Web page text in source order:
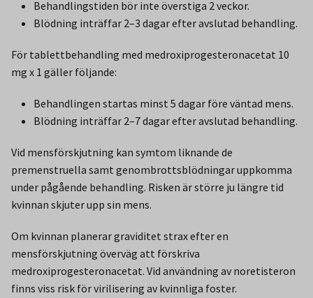
Behandlingstiden bör inte överstiga 2 veckor.
Blödning inträffar 2–3 dagar efter avslutad behandling.
För tablettbehandling med medroxiprogesteronacetat 10
mg x 1 gäller följande:
Behandlingen startas minst 5 dagar före väntad mens.
Blödning inträffar 2–7 dagar efter avslutad behandling.
Vid mensförskjutning kan symtom liknande de
premenstruella samt genombrottsblödningar uppkomma
under pågående behandling. Risken är större ju längre tid
kvinnan skjuter upp sin mens.
Om kvinnan planerar graviditet strax efter en
mensförskjutning överväg att förskriva
medroxiprogesteronacetat. Vid användning av noretisteron
finns viss risk för virilisering av kvinnliga foster.